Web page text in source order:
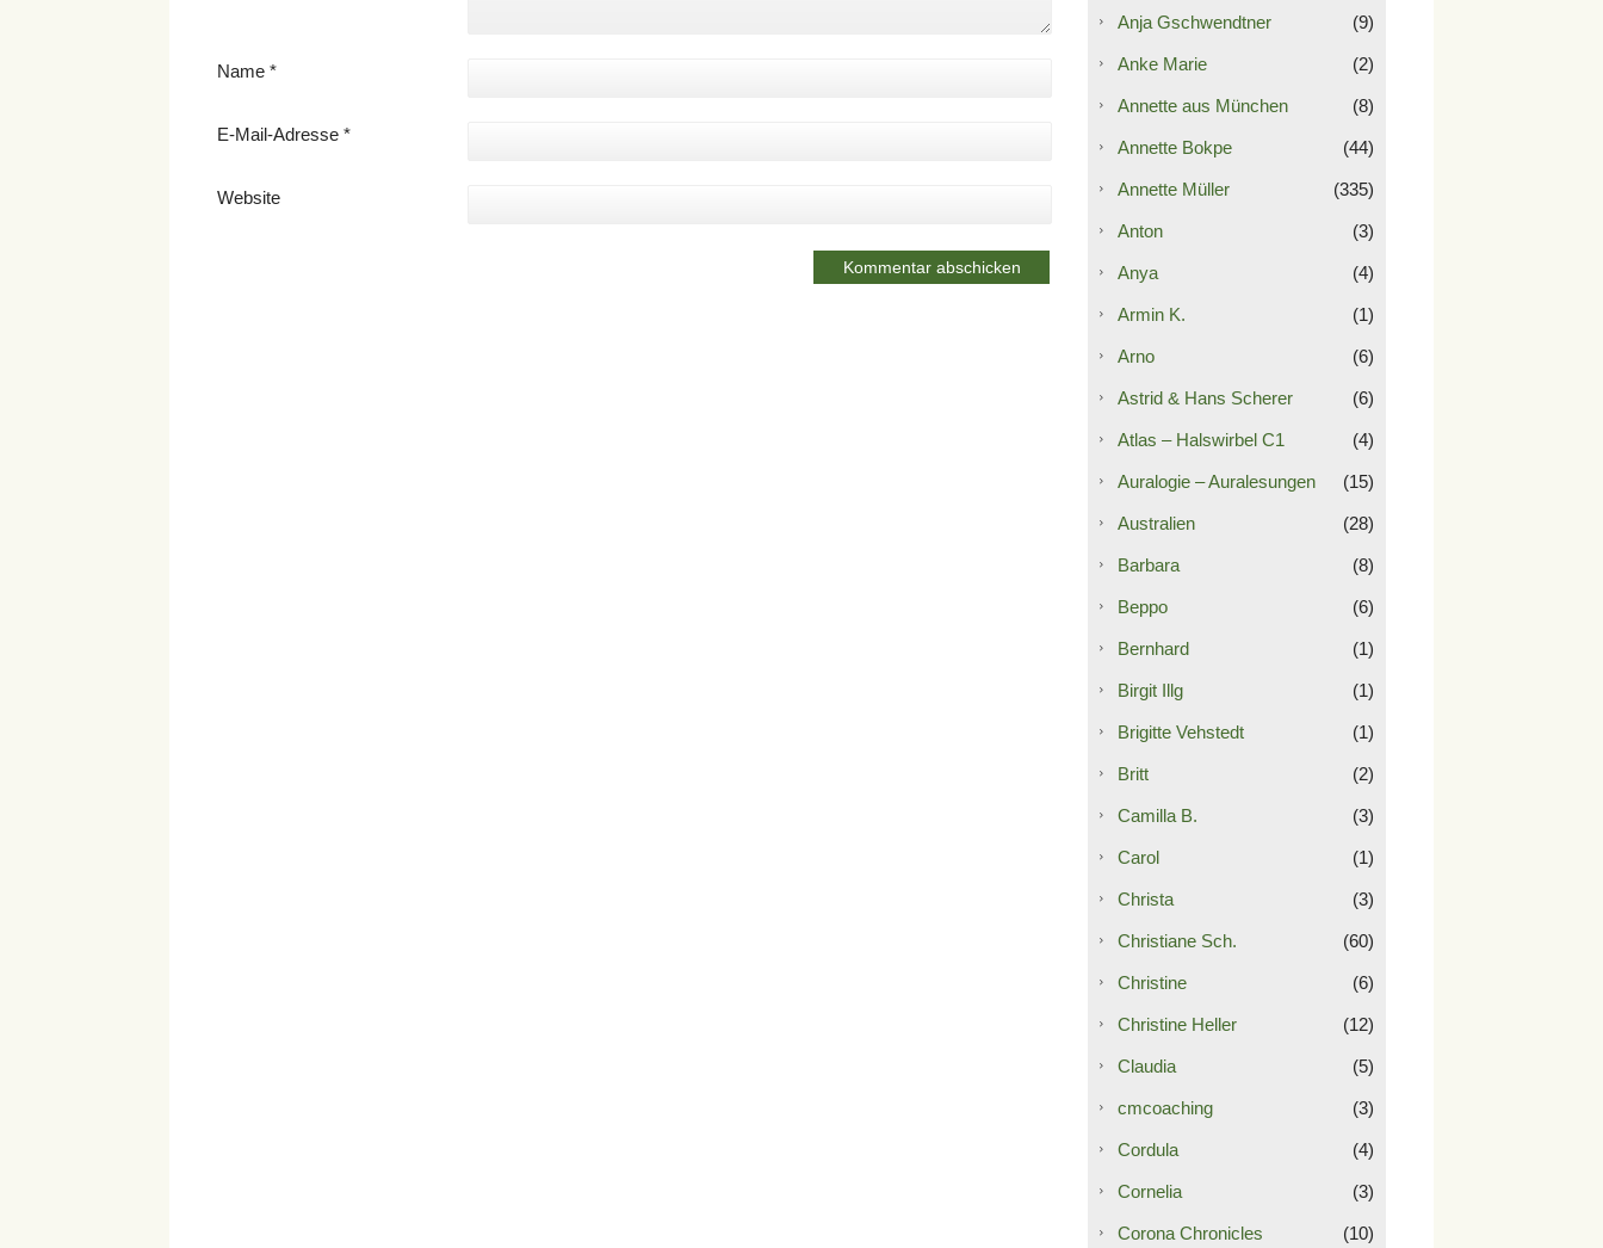
Name *
E-Mail-Adresse *
Website
Anja Gschwendtner (9)
Anke Marie (2)
Annette aus München (8)
Annette Bokpe (44)
Annette Müller (335)
Anton (3)
Anya (4)
Armin K. (1)
Arno (6)
Astrid & Hans Scherer (6)
Atlas – Halswirbel C1 (4)
Auralogie – Auralesungen (15)
Australien (28)
Barbara (8)
Beppo (6)
Bernhard (1)
Birgit Illg (1)
Brigitte Vehstedt (1)
Britt (2)
Camilla B. (3)
Carol (1)
Christa (3)
Christiane Sch. (60)
Christine (6)
Christine Heller (12)
Claudia (5)
cmcoaching (3)
Cordula (4)
Cornelia (3)
Corona Chronicles (10)